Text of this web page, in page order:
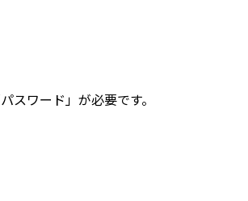
スワード」が必要です。